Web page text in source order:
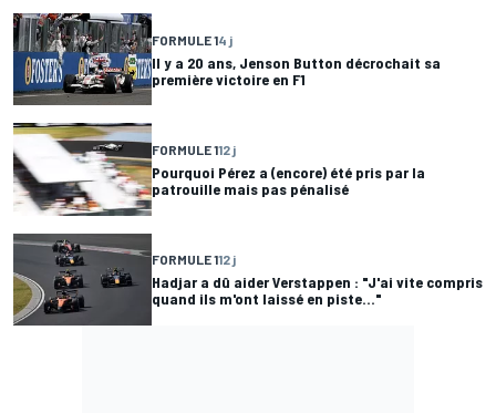
FORMULE 14 j
Il y a 20 ans, Jenson Button décrochait sa
première victoire en F1
FORMULE 112 j
Pourquoi Pérez a (encore) été pris par la
patrouille mais pas pénalisé
FORMULE 112 j
Hadjar a dû aider Verstappen : "J'ai vite compris
quand ils m'ont laissé en piste..."